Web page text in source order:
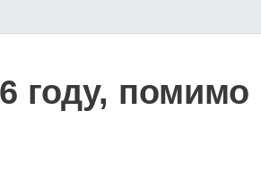
году, помимо